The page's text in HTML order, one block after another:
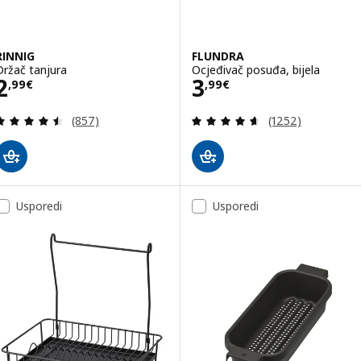
tanjura
,99€ 2,99€
Revizija: 4.5 od 5 zvjezdica. Ukupno recenzija:
(857)
FLUNDRA
Ocjeđivač posuđa, bijela
3,99€
Cijena 3,99€
Revizija: 4.6
(1252)
Usporedi Usporedi